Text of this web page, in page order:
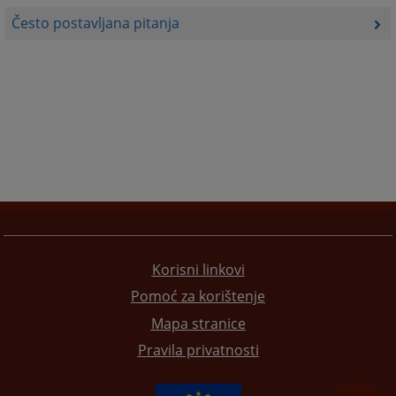
Često postavljana pitanja
Korisni linkovi
Pomoć za korištenje
Mapa stranice
Pravila privatnosti